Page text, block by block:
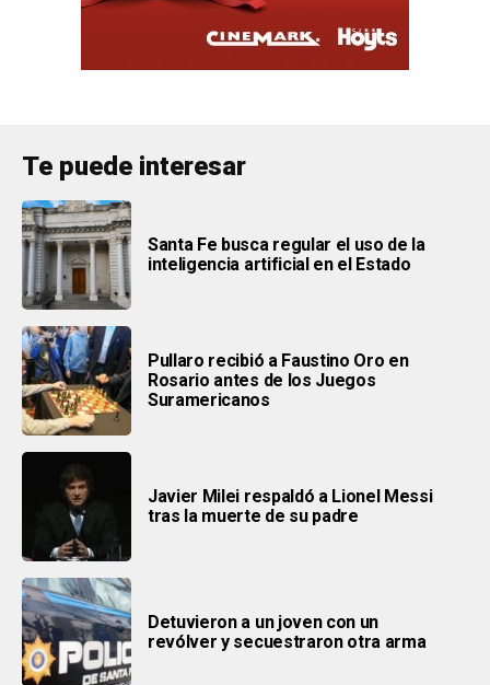
Te puede interesar
Santa Fe busca regular el uso de la
inteligencia artificial en el Estado
Pullaro recibió a Faustino Oro en
Rosario antes de los Juegos
Suramericanos
Javier Milei respaldó a Lionel Messi
tras la muerte de su padre
Detuvieron a un joven con un
revólver y secuestraron otra arma